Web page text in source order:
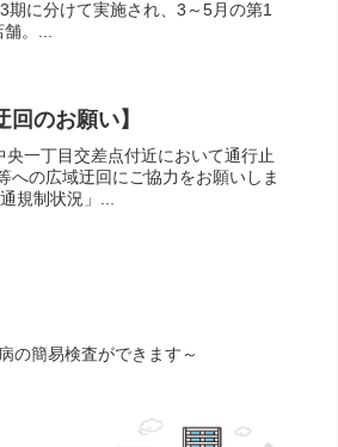
に分けて実施され、3～5月の第1
。...
のお願い】
一丁目交差点付近において通行止
への広域迂回にご協力をお願いしま
規制状況」...
の簡易検査ができます～